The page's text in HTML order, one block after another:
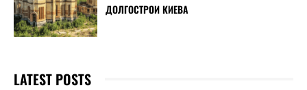
ДОЛГОСТРОИ КИЕВА
LATEST POSTS